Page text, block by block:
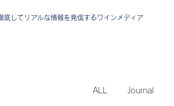
底してリアルな情報を発信する​ワインメディア
ALL Journal